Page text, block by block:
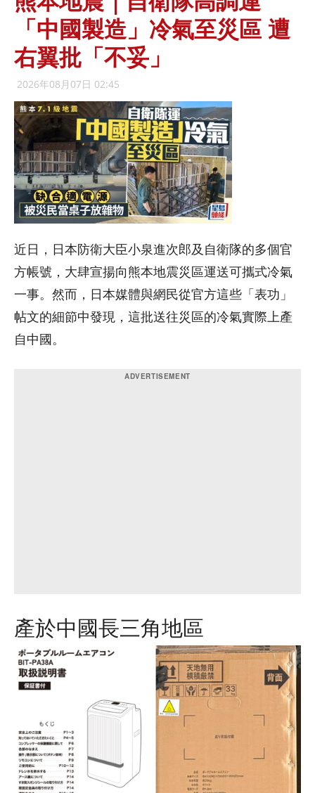
「中國製造」冷氣至災區 遭
右翼批「不妥」
2026年08月07日 02:45
近日，日本防衛大臣小泉進次郎及自衛隊的多個官
方帳號，大肆宣揚向熊本地震災區運送可攜式冷氣
一事。然而，日本媒體與網民從官方這些「表功」
帖文的細節中發現，這批送往災區的冷氣實際上產
自中國。
產於中國長三角地區